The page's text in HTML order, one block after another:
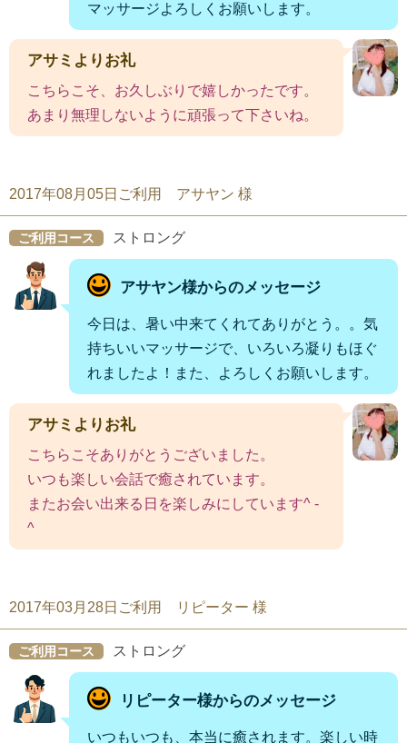
マッサージよろしくお願いします。
アサミよりお礼
こちらこそ、お久しぶりで嬉しかったです。
あまり無理しないように頑張って下さいね。
2017年08月05日ご利用 アサヤン 様
ご利用コース ストロング
アサヤン様からのメッセージ
今日は、暑い中来てくれてありがとう。。気
持ちいいマッサージで、いろいろ凝りもほぐ
れましたよ！また、よろしくお願いします。
アサミよりお礼
こちらこそありがとうございました。
いつも楽しい会話で癒されています。
またお会い出来る日を楽しみにしています^ -
^
2017年03月28日ご利用 リピーター 様
ご利用コース ストロング
リピーター様からのメッセージ
いつもいつも、本当に癒されます。楽しい時